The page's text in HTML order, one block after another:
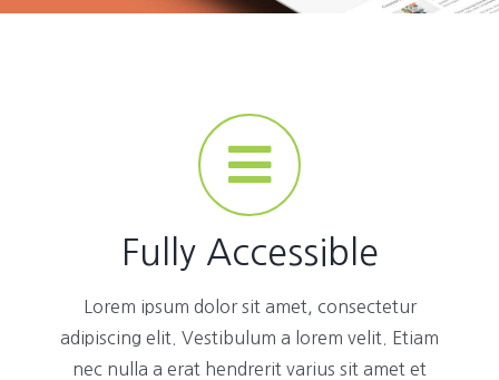
Fully Accessible
Lorem ipsum dolor sit amet, consectetur
adipiscing elit. Vestibulum a lorem velit. Etiam
nec nulla a erat hendrerit varius sit amet et